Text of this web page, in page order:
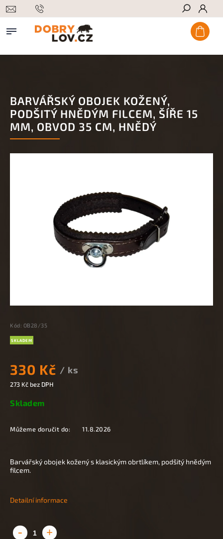
Hledat
BARVÁŘSKÝ OBOJEK KOŽENÝ,
PODŠITÝ HNĚDÝM FILCEM, ŠÍŘE 15
MM, OBVOD 35 CM, HNĚDÝ
Kód: OB28/35
SKLADEM
330 Kč / ks
273 Kč bez DPH
Skladem
Můžeme doručit do: 11.8.2026
Barvářský obojek kožený s klasickým obrtlíkem, podšitý hnědým
filcem.
Detailní informace